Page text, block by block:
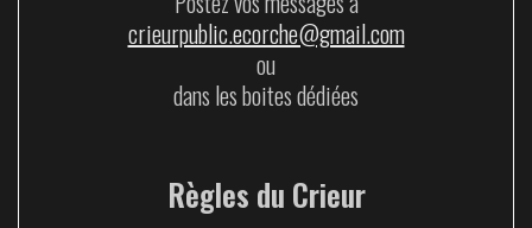
crieurpublic.ecorche@gmail.com
ou
dans les boites dédiées
Règles du Crieur